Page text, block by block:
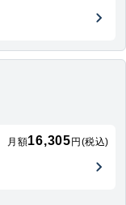
月額16,305 円(税込)